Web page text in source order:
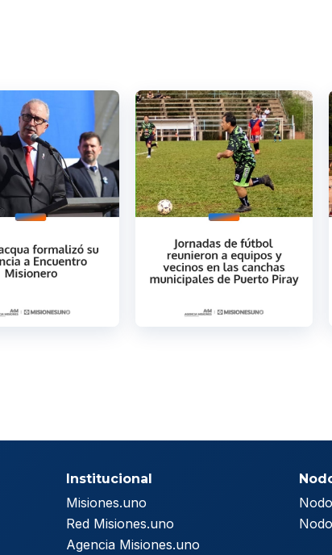
Institucional
Misiones.uno
Red Misiones.uno
Agencia Misiones.uno